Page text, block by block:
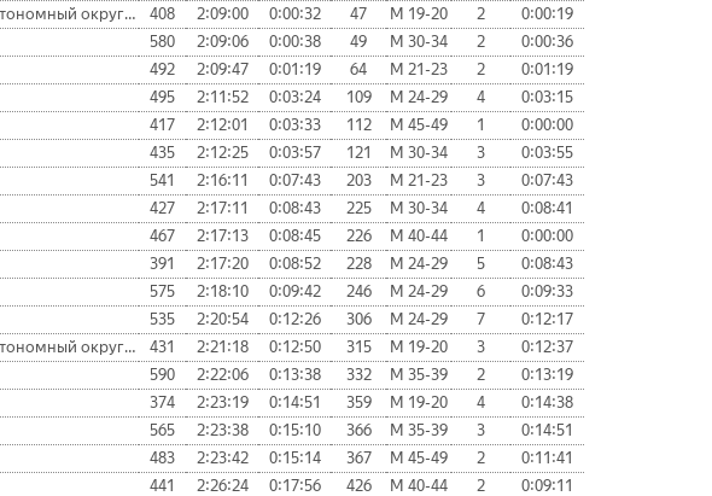
Ханты-Мансийский Автономный округ - Югра АО. 408 2:09:00 0:00:32 47 М 19-20 2
0:00:19
580 2:09:06 0:00:38 49 М 30-34 2
0:00:36
492 2:09:47 0:01:19 64 М 21-23 2
0:01:19
495 2:11:52 0:03:24 109 М 24-29 4
0:03:15
417 2:12:01 0:03:33 112 М 45-49 1
0:00:00
435 2:12:25 0:03:57 121 М 30-34 3
0:03:55
541 2:16:11 0:07:43 203 М 21-23 3
0:07:43
427 2:17:11 0:08:43 225 М 30-34 4
0:08:41
467 2:17:13 0:08:45 226 М 40-44 1
0:00:00
391 2:17:20 0:08:52 228 М 24-29 5
0:08:43
575 2:18:10 0:09:42 246 М 24-29 6
0:09:33
535 2:20:54 0:12:26 306 М 24-29 7
0:12:17
Ханты-Мансийский Автономный округ - Югра АО. 431 2:21:18 0:12:50 315 М 19-20 3
0:12:37
590 2:22:06 0:13:38 332 М 35-39 2
0:13:19
374 2:23:19 0:14:51 359 М 19-20 4
0:14:38
565 2:23:38 0:15:10 366 М 35-39 3
0:14:51
483 2:23:42 0:15:14 367 М 45-49 2
0:11:41
441 2:26:24 0:17:56 426 М 40-44 2
0:09:11